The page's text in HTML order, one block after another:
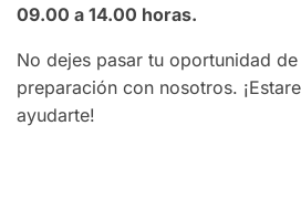
09.00 a 14.00 horas.
No dejes pasar tu oportunidad
preparación con nosotros.
ayudarte!